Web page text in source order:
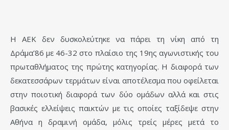
Η ΑΕΚ δεν δυσκολεύτηκε να πάρει τη νίκη από τη
Δράμα’86 με 46-32 στo πλαίσιo της 19ης αγωνιστικής του
πρωταθλήματος της πρώτης κατηγορίας. Η διαφορά των
δεκατεσσάρων τερμάτων είναι αποτέλεσμα που οφείλεται
στην ποιοτική διαφορά των δύο ομάδων αλλά και στις
βασικές ελλείψεις παικτών με τις οποίες ταξίδεψε στην
Αθήνα η δραμινή ομάδα, μόλις τρείς μέρες μετά το